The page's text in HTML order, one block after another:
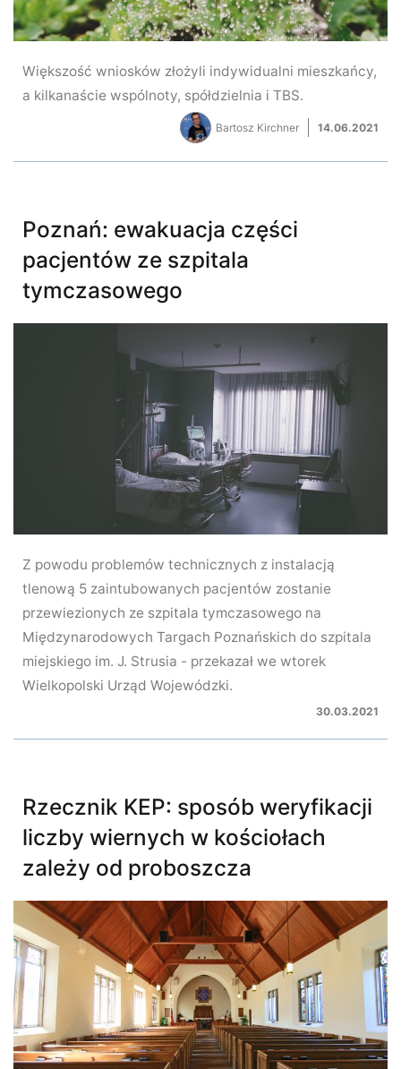
Większość wniosków złożyli indywidualni mieszkańcy,
a kilkanaście wspólnoty, spółdzielnia i TBS.
Bartosz Kirchner 14.06.2021
Poznań: ewakuacja części
pacjentów ze szpitala
tymczasowego
Z powodu problemów technicznych z instalacją
tlenową 5 zaintubowanych pacjentów zostanie
przewiezionych ze szpitala tymczasowego na
Międzynarodowych Targach Poznańskich do szpitala
miejskiego im. J. Strusia - przekazał we wtorek
Wielkopolski Urząd Wojewódzki.
30.03.2021
Rzecznik KEP: sposób weryfikacji
liczby wiernych w kościołach
zależy od proboszcza